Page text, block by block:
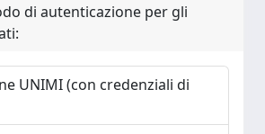
di autenticazione per gli
UNIMI (con credenziali di